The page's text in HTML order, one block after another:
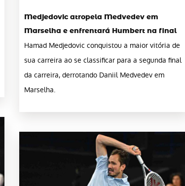
Medjedovic atropela Medvedev em
Marselha e enfrentará Humbert na final
Hamad Medjedovic conquistou a maior vitória de
sua carreira ao se classificar para a segunda final
da carreira, derrotando Daniil Medvedev em
Marselha.